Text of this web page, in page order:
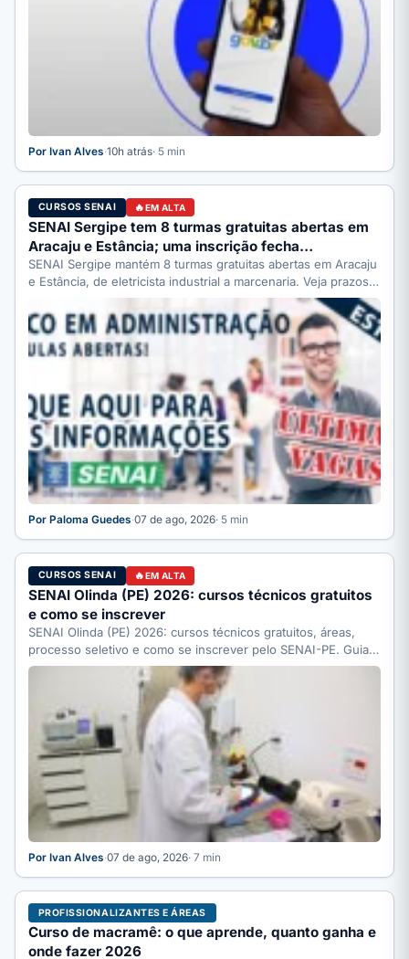
Por Ivan Alves·10h atrás· 5 min
CURSOS SENAI EM ALTA
SENAI Sergipe tem 8 turmas gratuitas abertas em
Aracaju e Estância; uma inscrição fecha…
SENAI Sergipe mantém 8 turmas gratuitas abertas em Aracaju
e Estância, de eletricista industrial a marcenaria. Veja prazos:
Por Paloma Guedes·07 de ago, 2026· 5 min
CURSOS SENAI EM ALTA
SENAI Olinda (PE) 2026: cursos técnicos gratuitos
e como se inscrever
SENAI Olinda (PE) 2026: cursos técnicos gratuitos, áreas,
processo seletivo e como se inscrever pelo SENAI-PE. Guia
completo.
Por Ivan Alves·07 de ago, 2026· 7 min
PROFISSIONALIZANTES E ÁREAS
Curso de macramê: o que aprende, quanto ganha e
onde fazer 2026